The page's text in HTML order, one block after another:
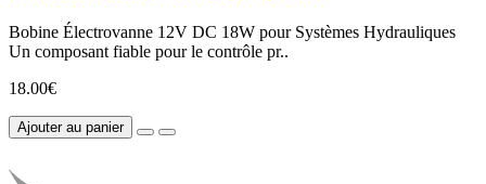
Bobine Électrovanne 12V DC 18W pour Systèmes Hydrauliques
Un composant fiable pour le contrôle pr..
18.00€
Ajouter au panier